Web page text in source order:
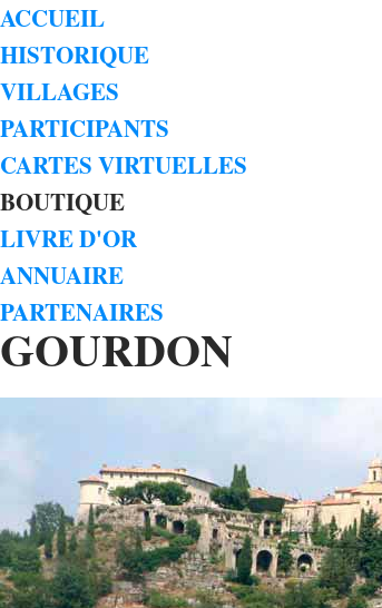
ACCUEIL
HISTORIQUE
VILLAGES
PARTICIPANTS
CARTES VIRTUELLES
BOUTIQUE
LIVRE D'OR
ANNUAIRE
PARTENAIRES
GOURDON